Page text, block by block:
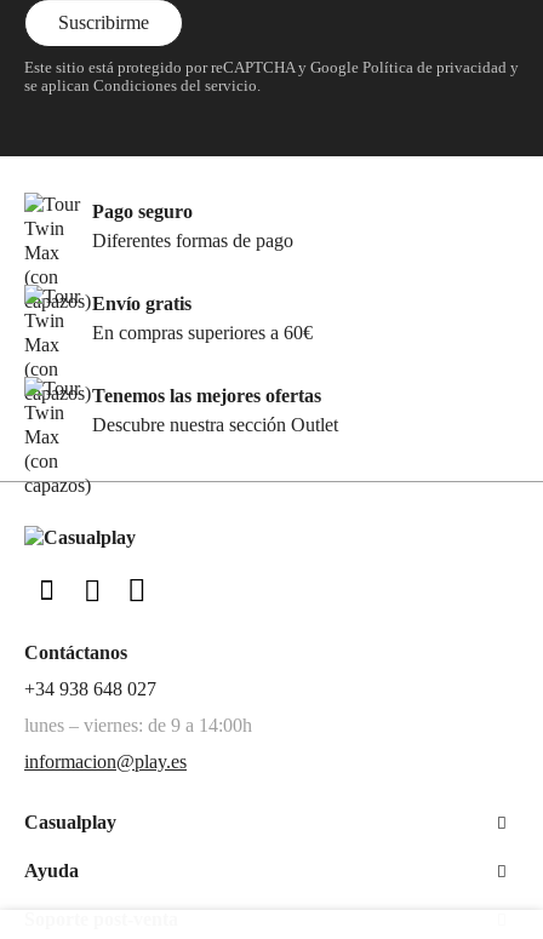
Este sitio está protegido por reCAPTCHA y Google Política de privacidad y
se aplican Condiciones del servicio.
Pago seguro
Diferentes formas de pago
Envío gratis
En compras superiores a 60€
Tenemos las mejores ofertas
Descubre nuestra sección Outlet
Contáctanos
+34 938 648 027
lunes – viernes: de 9 a 14:00h
informacion@play.es
Casualplay
Ayuda